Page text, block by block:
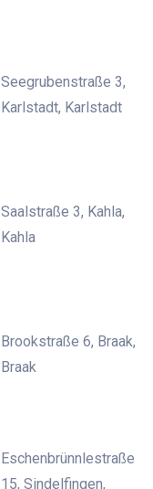
Seegrubenstraße 3,
Karlstadt, Karlstadt
Saalstraße 3, Kahla,
Kahla
Brookstraße 6, Braak,
Braak
Eschenbrünnlestraße
15, Sindelfingen,